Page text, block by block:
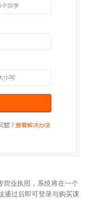
业执照，系统将在一个
通过后即可登录与购买课